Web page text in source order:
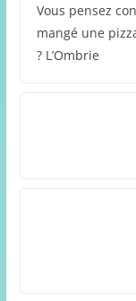
Vous pensez
mangé une
? L’Ombrie